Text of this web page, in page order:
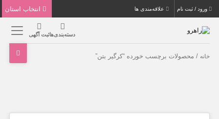
ورود / ثبت نام علاقه‌مندی ها
دسته‌بندی‌هاثبت آگهی
خانه / محصولات برچسب خورده “کرگیر بتن”